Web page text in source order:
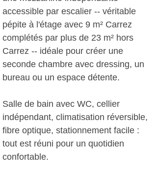
accessible par escalier -- véritable
pépite à l'étage avec 9 m² Carrez
complétés par plus de 23 m² hors
Carrez -- idéale pour créer une
seconde chambre avec dressing, un
bureau ou un espace détente.
Salle de bain avec WC, cellier
indépendant, climatisation réversible,
fibre optique, stationnement facile :
tout est réuni pour un quotidien
confortable.